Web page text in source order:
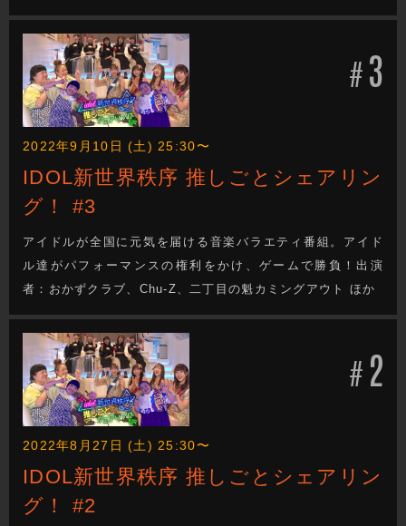
#3
2022年9月10日 (土) 25:30〜
IDOL新世界秩序 推しごとシェアリン
グ！ #3
アイドルが全国に元気を届ける音楽バラエティ番組。アイド
ル達がパフォーマンスの権利をかけ、ゲームで勝負！出演
者：おかずクラブ、Chu-Z、二丁目の魁カミングアウト ほか
# 2
2022年8月27日 (土) 25:30〜
IDOL新世界秩序 推しごとシェアリン
グ！ #2